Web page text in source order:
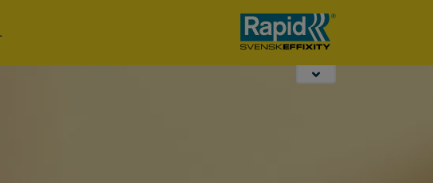
Desktop Nieten &
Perforeren